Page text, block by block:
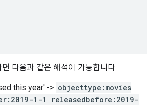
다음과 같은 해석이 가능합니다.
this year' -> objecttype:movies
1-1 releasedbefore:2019-